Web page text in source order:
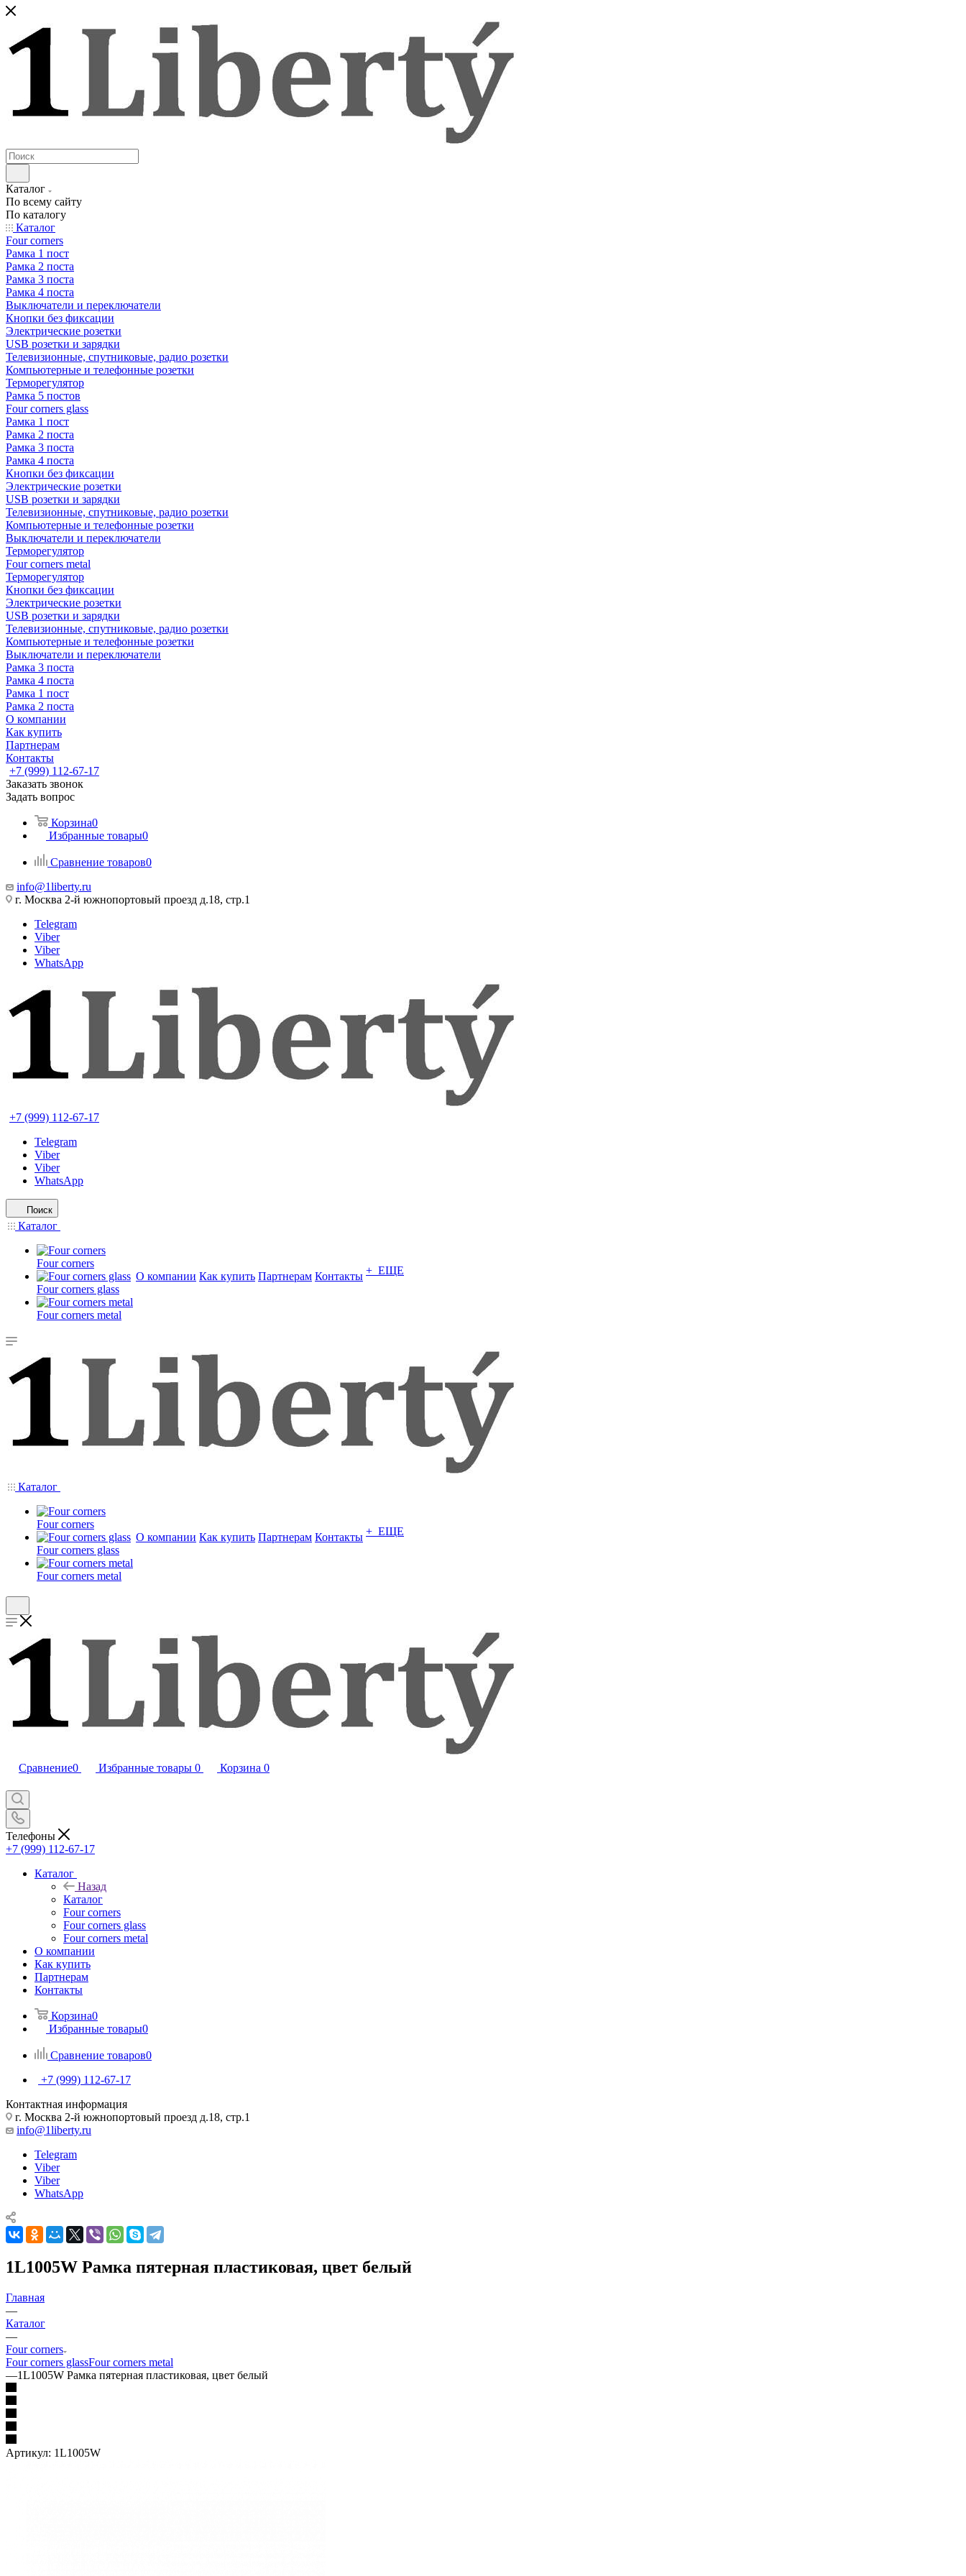
Каталог
По всему сайту
По каталогу
Каталог
Four corners
Рамка 1 пост
Рамка 2 поста
Рамка 3 поста
Рамка 4 поста
Выключатели и переключатели
Кнопки без фиксации
Электрические розетки
USB розетки и зарядки
Телевизионные, спутниковые, радио розетки
Компьютерные и телефонные розетки
Терморегулятор
Рамка 5 постов
Four corners glass
Рамка 1 пост
Рамка 2 поста
Рамка 3 поста
Рамка 4 поста
Кнопки без фиксации
Электрические розетки
USB розетки и зарядки
Телевизионные, спутниковые, радио розетки
Компьютерные и телефонные розетки
Выключатели и переключатели
Терморегулятор
Four corners metal
Терморегулятор
Кнопки без фиксации
Электрические розетки
USB розетки и зарядки
Телевизионные, спутниковые, радио розетки
Компьютерные и телефонные розетки
Выключатели и переключатели
Рамка 3 поста
Рамка 4 поста
Рамка 1 пост
Рамка 2 поста
О компании
Как купить
Партнерам
Контакты
+7 (999) 112-67-17
Заказать звонок
Задать вопрос
Корзина0
Избранные товары0
Сравнение товаров0
info@1liberty.ru
г. Москва 2-й южнопортовый проезд д.18, стр.1
Telegram
Viber
Viber
WhatsApp
+7 (999) 112-67-17
Telegram
Viber
Viber
WhatsApp
Поиск
Каталог
Four corners
Four corners glass
Four corners metal
О компании Как купить Партнерам Контакты + ЕЩЕ
Каталог
Four corners
Four corners glass
Four corners metal
О компании Как купить Партнерам Контакты + ЕЩЕ
Сравнение0 Избранные товары 0 Корзина 0
Телефоны
+7 (999) 112-67-17
Каталог
Назад
Каталог
Four corners
Four corners glass
Four corners metal
О компании
Как купить
Партнерам
Контакты
Корзина0
Избранные товары0
Сравнение товаров0
+7 (999) 112-67-17
Контактная информация
г. Москва 2-й южнопортовый проезд д.18, стр.1
info@1liberty.ru
Telegram
Viber
Viber
WhatsApp
1L1005W Рамка пятерная пластиковая, цвет белый
Главная
—
Каталог
—
Four corners
Four corners glassFour corners metal
—1L1005W Рамка пятерная пластиковая, цвет белый
Артикул: 1L1005W